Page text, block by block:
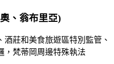
、翁布里亞)
莊和美食旅遊區特別監管、
，梵蒂岡周邊特殊執法